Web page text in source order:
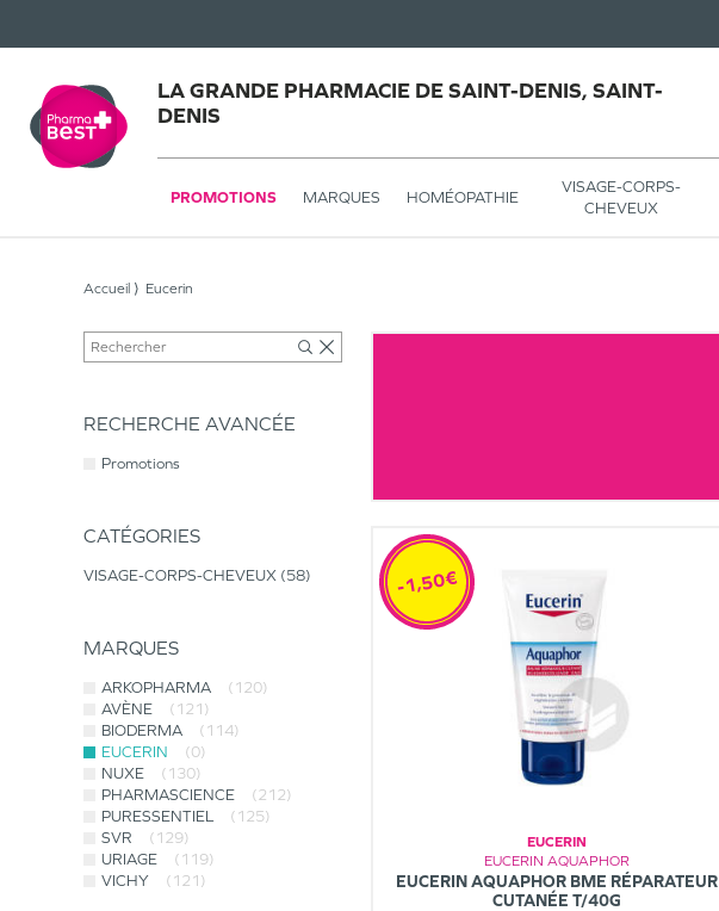
LA GRANDE PHARMACIE DE SAINT-DENIS, SAINT-
DENIS
PROMOTIONS MARQUES HOMÉOPATHIE
VISAGE-CORPS-
CHEVEUX
Accueil Eucerin
RECHERCHE AVANCÉE
Promotions
CATÉGORIES
VISAGE-CORPS-CHEVEUX 58
MARQUES
ARKOPHARMA
(120)
AVÈNE
(121)
BIODERMA
(114)
EUCERIN
(0)
NUXE
(130)
PHARMASCIENCE
(212)
PURESSENTIEL
(125)
SVR
(129)
URIAGE
(119)
VICHY
(121)
EUCERIN
EUCERIN AQUAPHOR
EUCERIN AQUAPHOR BME RÉPARATEUR
CUTANÉE T/40G
-1,50€